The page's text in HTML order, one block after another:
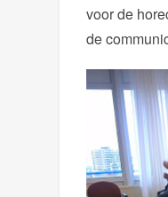
voor de
de